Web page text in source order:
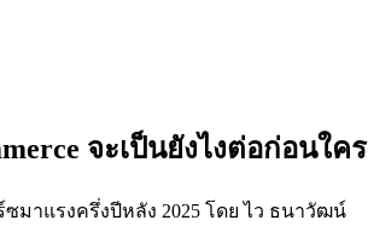
จะเป็นยังไงต่อก่อนใคร
ซมาแรงครึ่งปีหลัง 2025 โดย ไว ธนาวัฒน์